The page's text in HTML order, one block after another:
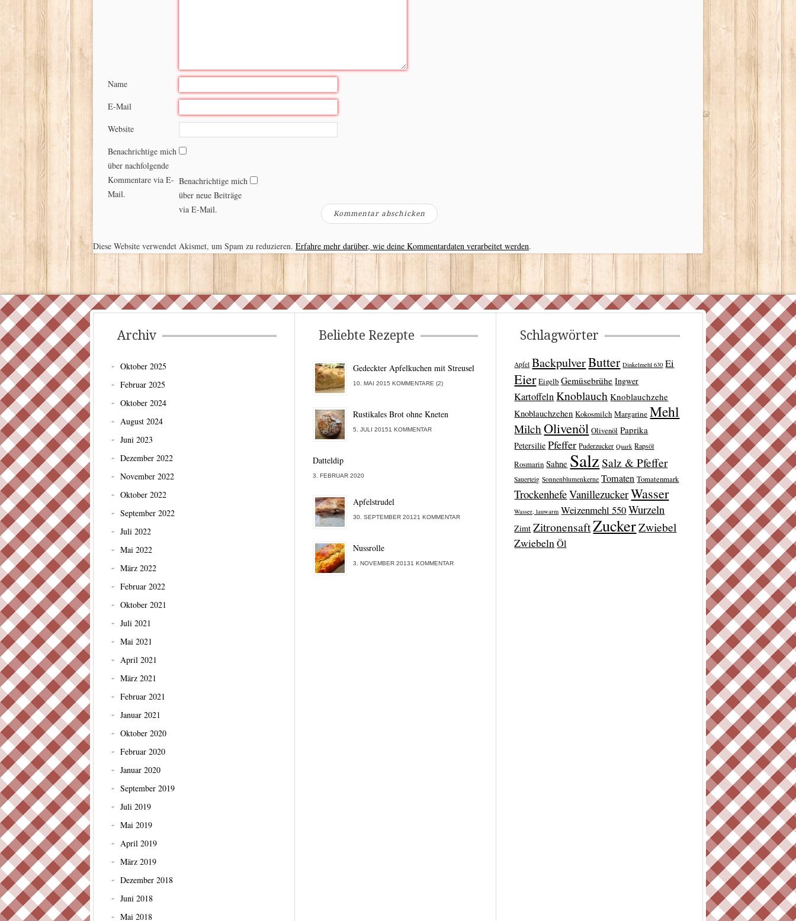
Name
E-Mail
Website
Benachrichtige mich
über nachfolgende
Kommentare via E-
Mail.
Benachrichtige mich
über neue Beiträge
via E-Mail.
Diese Website verwendet Akismet, um Spam zu reduzieren. Erfahre mehr darüber, wie deine Kommentardaten verarbeitet werden.
Archiv
Oktober 2025
Februar 2025
Oktober 2024
August 2024
Juni 2023
Dezember 2022
November 2022
Oktober 2022
September 2022
Juli 2022
Mai 2022
März 2022
Februar 2022
Oktober 2021
Juli 2021
Mai 2021
April 2021
März 2021
Februar 2021
Januar 2021
Oktober 2020
Februar 2020
Januar 2020
September 2019
Juli 2019
Mai 2019
April 2019
März 2019
Dezember 2018
Juni 2018
Mai 2018
Beliebte Rezepte
Gedeckter Apfelkuchen mit Streusel
10. MAI 2015 KOMMENTARE (2)
Rustikales Brot ohne Kneten
5. JULI 20151 KOMMENTAR
Datteldip
3. FEBRUAR 2020
Apfelstrudel
30. SEPTEMBER 20121 KOMMENTAR
Nussrolle
3. NOVEMBER 20131 KOMMENTAR
Schlagwörter
Apfel BackpulverButter Dinkelmehl 630 Ei
Eier Eigelb Gemüsebrühe Ingwer
Kartoffeln Knoblauch Knoblauchzehe
Knoblauchzehen Kokosmilch Margarine Mehl
MilchOlivenöl Olivenöl Paprika
Petersilie Pfeffer Puderzucker Quark Rapsöl
Rosmarin Sahne SalzSalz & Pfeffer
Sauerteig Sonnenblumenkerne Tomaten Tomatenmark
TrockenhefeVanillezuckerWasser
Wasser, lauwarm Weizenmehl 550Wurzeln
Zimt ZitronensaftZuckerZwiebel
Zwiebeln Öl